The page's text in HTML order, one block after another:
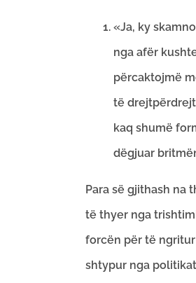
«Ja, ky
nga afër
përcaktojmë
të
kaq shumë
dëgjuar
Para së gjithash na
të thyer nga
forcën për të
shtypur nga